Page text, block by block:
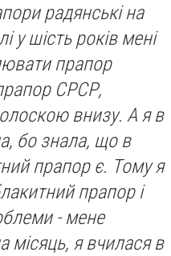
радянські на
у шість років мені
прапор
СРСР,
внизу. А я в
бо знала, що в
прапор є. Тому я
прапор і
- мене
місяць, я вчилася в